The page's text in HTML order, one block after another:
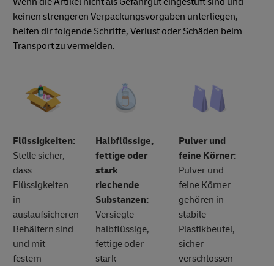
keinen strengeren Verpackungsvorgaben unterliegen,
helfen dir folgende Schritte, Verlust oder Schäden beim
Transport zu vermeiden.
Flüssigkeiten:
Stelle sicher,
dass
Flüssigkeiten
in
auslaufsicheren
Behältern sind
und mit
festem
Halbflüssige,
fettige oder
stark
riechende
Substanzen:
Versiegle
halbflüssige,
fettige oder
stark
Pulver und
feine Körner:
Pulver und
feine Körner
gehören in
stabile
Plastikbeutel,
sicher
verschlossen